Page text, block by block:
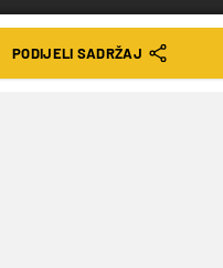
PODIJELI SADRŽAJ